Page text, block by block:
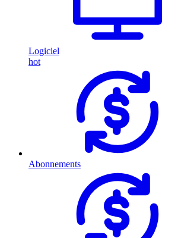
Logiciel
hot
Abonnements